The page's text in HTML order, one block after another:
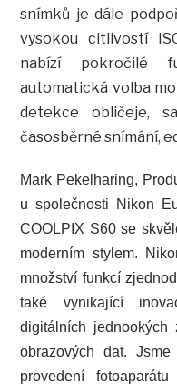
snímků je dále
vysokou citlivostí
nabízí pokročilé
automatická volba
detekce obličeje,
časosběrné snímání,
Mark Pekelharing,
u společnosti Nikon
COOLPIX S60 se
moderním stylem.
množství funkcí
také vynikající
digitálních jednookých
obrazových dat.
provedení